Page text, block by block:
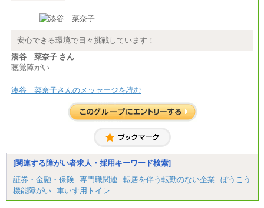
安心できる環境で日々挑戦しています！
湊谷 菜奈子 さん
聴覚障がい
湊谷 菜奈子さんのメッセージを読む
[関連する障がい者求人・採用キーワード検索]
証券・金融・保険 専門職関連 転居を伴う転勤のない企業
ぼうこう
機能障がい 車いす用トイレ